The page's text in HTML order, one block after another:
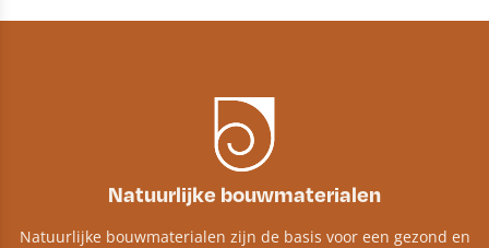
Natuurlijke bouwmaterialen
Natuurlijke bouwmaterialen zijn de basis voor een gezond en